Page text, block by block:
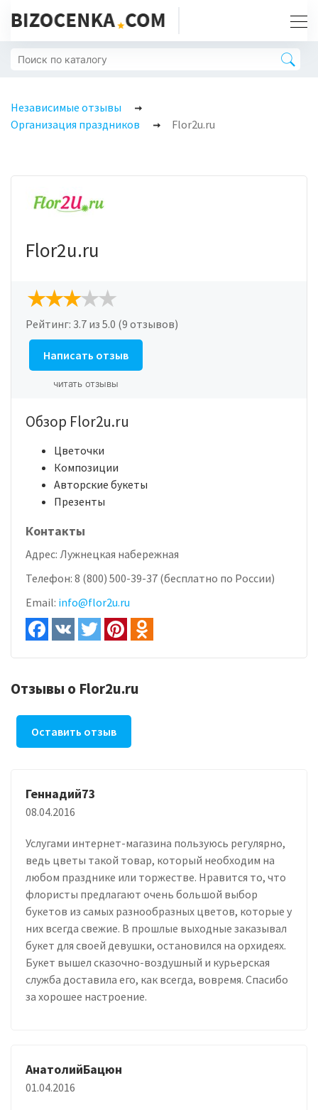
Независимые отзывы
Организация праздников
Flor2u.ru
Flor2u.ru
Рейтинг: 3.7 из 5.0 (9 отзывов)
Написать отзыв
читать отзывы
Обзор Flor2u.ru
Цветочки
Композиции
Авторские букеты
Презенты
Контакты
Адрес: Лужнецкая набережная
Телефон: 8 (800) 500-39-37 (бесплатно по России)
Email: info@flor2u.ru
Отзывы о Flor2u.ru
Оставить отзыв
Геннадий73
08.04.2016
Услугами интернет-магазина пользуюсь регулярно,
ведь цветы такой товар, который необходим на
любом празднике или торжестве. Нравится то, что
флористы предлагают очень большой выбор
букетов из самых разнообразных цветов, которые у
них всегда свежие. В прошлые выходные заказывал
букет для своей девушки, остановился на орхидеях.
Букет вышел сказочно-воздушный и курьерская
служба доставила его, как всегда, вовремя. Спасибо
за хорошее настроение.
АнатолийБацюн
01.04.2016